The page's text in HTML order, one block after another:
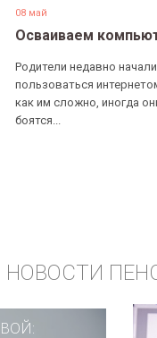
08 май
Осваиваем
Родители недавно начали
пользоваться
как им сложно, иногда
боятся...
НОВОСТИ